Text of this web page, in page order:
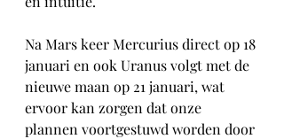
Na Mars keer Mercurius direct op 18
januari en ook Uranus volgt met de
nieuwe maan op 21 januari, wat
ervoor kan zorgen dat onze
plannen voortgestuwd worden door